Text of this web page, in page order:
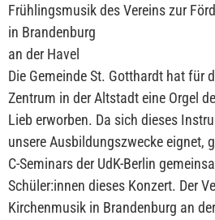
Frühlingsmusik des Vereins zur
in Brandenburg
an der Havel
Die Gemeinde St. Gotthardt hat für
Zentrum in der Altstadt eine Orgel
Lieb erworben. Da sich dieses
unsere Ausbildungszwecke eignet,
C-Seminars der UdK-Berlin
Schüler:innen dieses Konzert. Der
Kirchenmusik in Brandenburg an